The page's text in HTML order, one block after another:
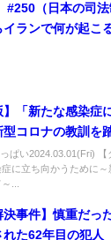
#250（日本の司
イランで何が起こ
】「新たな感染症
コロナの教訓を
シンポジウム
ぱい2024.03.01(Fri) 【
に立ち向かうために～
...
決事件】慎重だっ
た62年目の犯人